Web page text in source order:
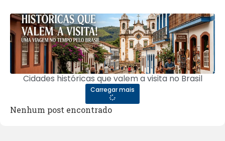
Cidades históricas que valem a visita no Brasil
Carregar mais
Nenhum post encontrado